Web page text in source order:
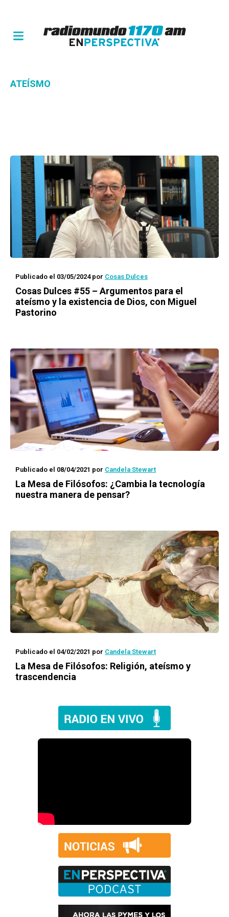
ATEÍSMO
Publicado el 03/05/2024por Cosas Dulces
Cosas Dulces #55 – Argumentos para el
ateísmo y la existencia de Dios, con Miguel
Pastorino
Publicado el 08/04/2021 por Candela Stewart
La Mesa de Filósofos: ¿Cambia la tecnología
nuestra manera de pensar?
Publicado el 04/02/2021 por Candela Stewart
La Mesa de Filósofos: Religión, ateísmo y
trascendencia